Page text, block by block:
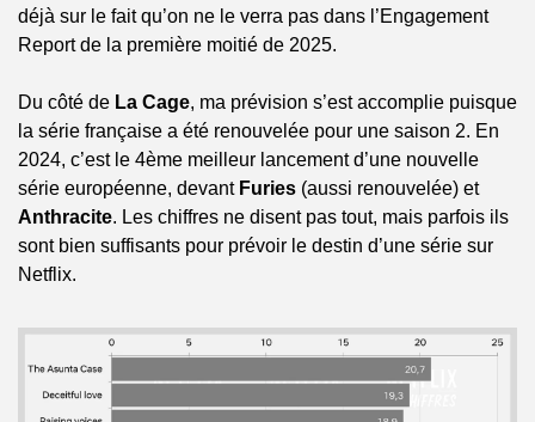
déjà sur le fait qu’on ne le verra pas dans l’Engagement
Report de la première moitié de 2025.
Du côté de La Cage, ma prévision s’est accomplie puisque
la série française a été renouvelée pour une saison 2. En
2024, c’est le 4ème meilleur lancement d’une nouvelle
série européenne, devant Furies
(aussi renouvelée) et
Anthracite. Les chiffres ne disent pas tout, mais parfois ils
sont bien suffisants pour prévoir le destin d’une série sur
Netflix.